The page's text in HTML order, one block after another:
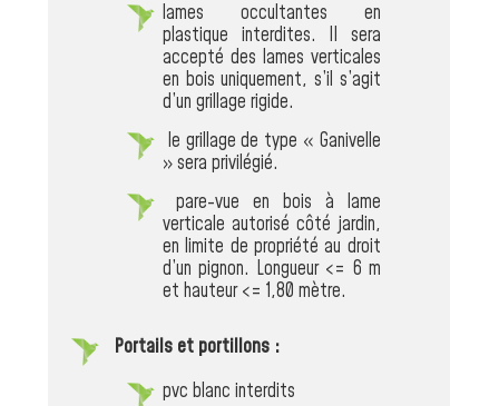
lames occultantes en
plastique interdites. Il sera
accepté des lames verticales
en bois uniquement, s’il s’agit
d’un grillage rigide.
le grillage de type « Ganivelle
» sera privilégié.
pare-vue en bois à lame
verticale autorisé côté jardin,
en limite de propriété au droit
d’un pignon. Longueur <= 6 m
et hauteur <= 1,80 mètre.
Portails et portillons :
pvc blanc interdits